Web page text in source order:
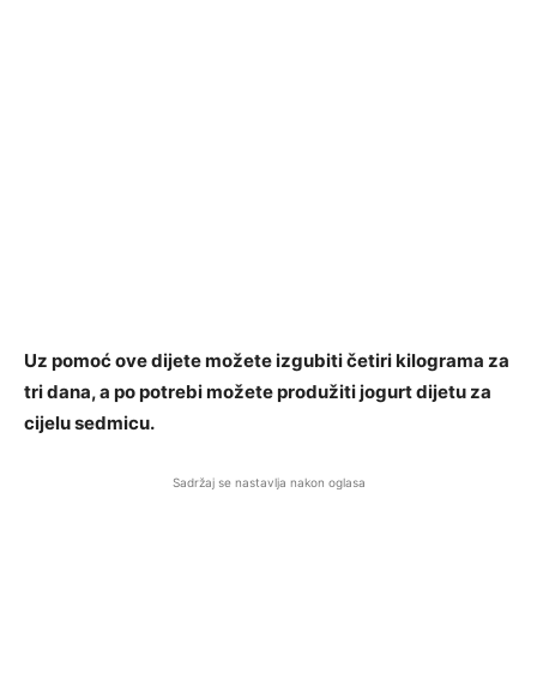
Uz pomoć ove dijete možete izgubiti četiri kilograma za
tri dana, a po potrebi možete produžiti jogurt dijetu za
cijelu sedmicu.
Sadržaj se nastavlja nakon oglasa